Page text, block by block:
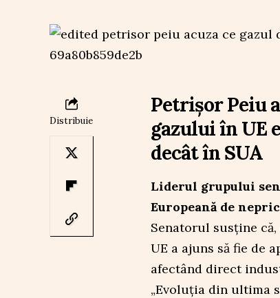
Distribuie
Petrișor Peiu
gazului în UE
decât în SUA
Liderul grupului
Europeană de
Senatorul susține
UE a ajuns să fie de
afectând direct
„Evoluția din ultima